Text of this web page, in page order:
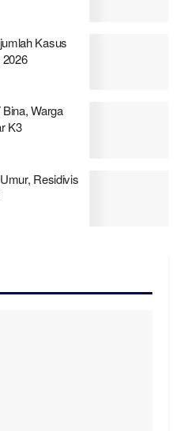
Kasus
Warga
K3
Residivis